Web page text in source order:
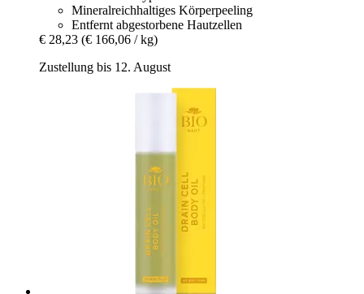
Mineralreichhaltiges Körperpeeling
Entfernt abgestorbene Hautzellen
€ 28,23 (€ 166,06 / kg)
Zustellung bis 12. August